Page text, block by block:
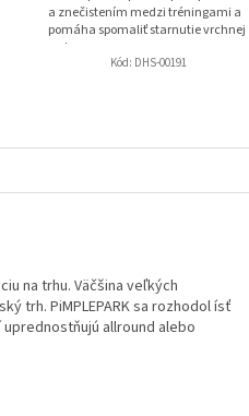
a znečistením medzi tréningami a
pomáha spomaliť starnutie vrchnej
vrstvy.
Kód: DHS-00191
na trhu. Väčšina veľkých
trh. PiMPLEPARK sa rozhodol ísť
allround alebo